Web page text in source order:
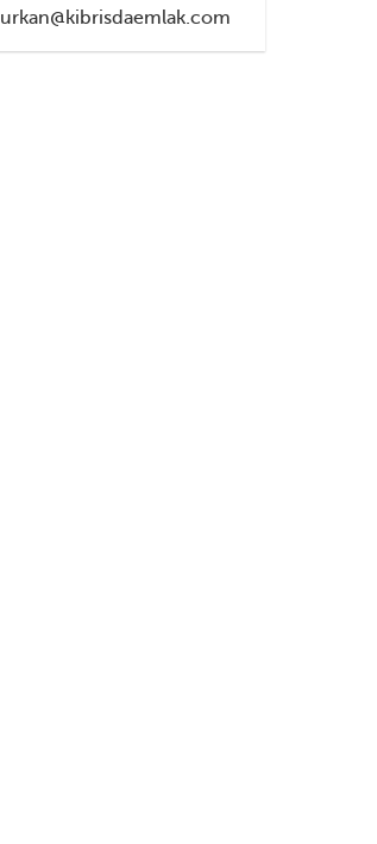
urkan@kibrisdaemlak.com